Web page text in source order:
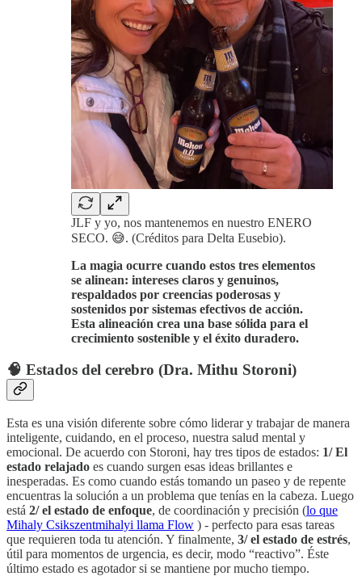
JLF y yo, nos mantenemos en nuestro ENERO
SECO. 😅. (Créditos para Delta Eusebio).
La magia ocurre cuando estos tres elementos
se alinean: intereses claros y genuinos,
respaldados por creencias poderosas y
sostenidos por sistemas efectivos de acción.
Esta alineación crea una base sólida para el
crecimiento sostenible y el éxito duradero.
🧠 Estados del cerebro (Dra. Mithu Storoni)
Esta es una visión diferente sobre cómo liderar y trabajar de manera
inteligente, cuidando, en el proceso, nuestra salud mental y
emocional. De acuerdo con Storoni, hay tres tipos de estados: 1/ El
estado relajado es cuando surgen esas ideas brillantes e
inesperadas. Es como cuando estás tomando un paseo y de repente
encuentras la solución a un problema que tenías en la cabeza. Luego
está 2/ el estado de enfoque, de coordinación y precisión (lo que
Mihaly Csikszentmihalyi llama Flow ) - perfecto para esas tareas
que requieren toda tu atención. Y finalmente, 3/ el estado de estrés,
útil para momentos de urgencia, es decir, modo “reactivo”. Éste
último estado es agotador si se mantiene por mucho tiempo.